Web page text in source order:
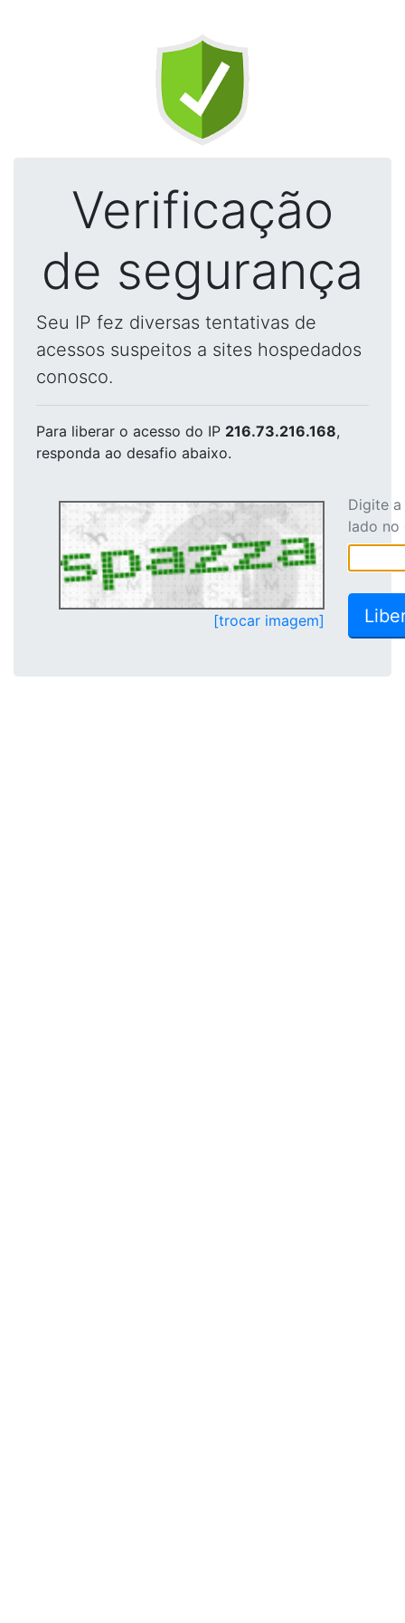
Verificação
de segurança
Seu IP fez diversas tentativas de
acessos suspeitos a sites hospedados
conosco.
Para liberar o acesso do IP 216.73.216.168,
responda ao desafio abaixo.
[trocar imagem]
Digite
lado no